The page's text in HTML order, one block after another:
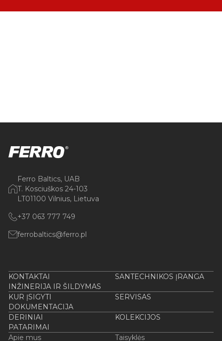
Ferro Baltics, UAB
T. Kosciuškos 24-103
LT01100 Vilnius, Lietuva
+37 063 777 749
ferrobaltics@ferro.pl
KONTAKTAI
SANTECHNIKOS ĮRANGA
INŽINERIJA IR ŠILDYMAS
KUR ĮSIGYTI
SERVISAS
DOKUMENTACIJA
DERINIAI
KOLEKCIJOS
PATARIMAI
Apie mus
Taisyklės